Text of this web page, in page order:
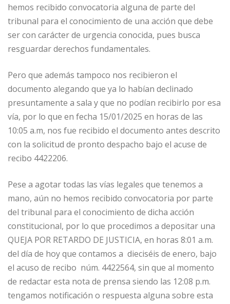
hemos recibido convocatoria alguna de parte del
tribunal para el conocimiento de una acción que debe
ser con carácter de urgencia conocida, pues busca
resguardar derechos fundamentales.
Pero que además tampoco nos recibieron el
documento alegando que ya lo habían declinado
presuntamente a sala y que no podían recibirlo por esa
vía, por lo que en fecha 15/01/2025 en horas de las
10:05 a.m, nos fue recibido el documento antes descrito
con la solicitud de pronto despacho bajo el acuse de
recibo 4422206.
Pese a agotar todas las vías legales que tenemos a
mano, aún no hemos recibido convocatoria por parte
del tribunal para el conocimiento de dicha acción
constitucional, por lo que procedimos a depositar una
QUEJA POR RETARDO DE JUSTICIA, en horas 8:01 a.m.
del día de hoy que contamos a dieciséis de enero, bajo
el acuso de recibo núm. 4422564, sin que al momento
de redactar esta nota de prensa siendo las 12:08 p.m.
tengamos notificación o respuesta alguna sobre esta